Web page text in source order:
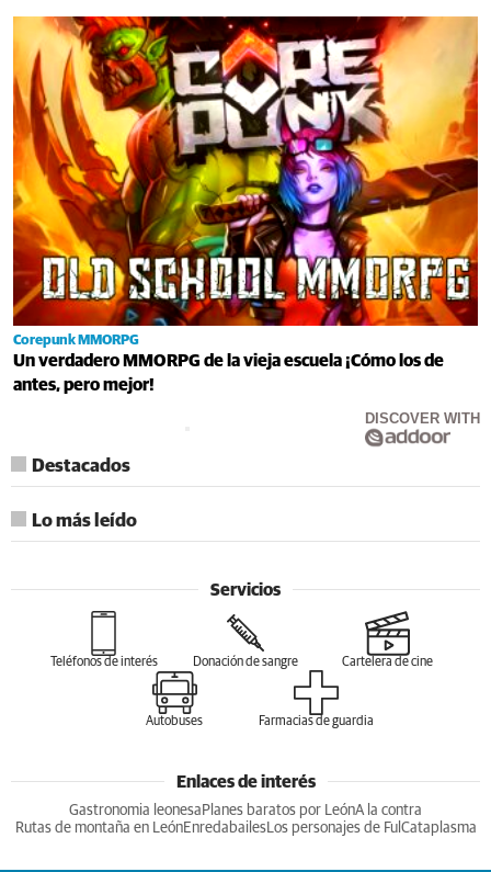
Corepunk MMORPG
Un verdadero MMORPG de la vieja escuela ¡Cómo los de
antes, pero mejor!
DISCOVER WITH
Destacados
Lo más leído
Servicios
Teléfonos de interés Donación de sangre Cartelera de cine
Autobuses Farmacias de guardia
Enlaces de interés
Gastronomia leonesa Planes baratos por LeónA la contra
Rutas de montaña en LeónEnredabailesLos personajes de Ful Cataplasma